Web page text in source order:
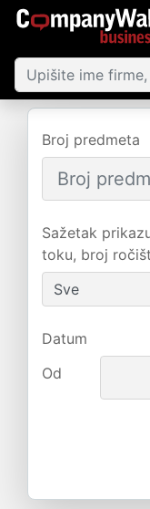
Broj predmeta
Sažetak
toku, broj
Datum
Od